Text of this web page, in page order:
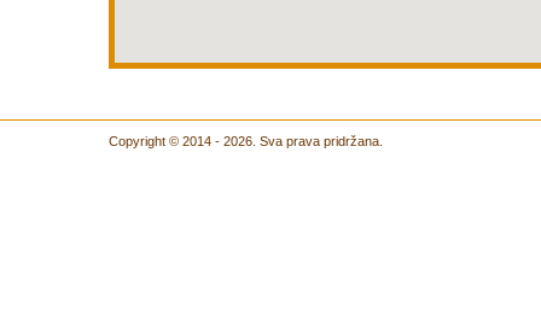
Copyright © 2014 - 2026. Sva prava pridržana.